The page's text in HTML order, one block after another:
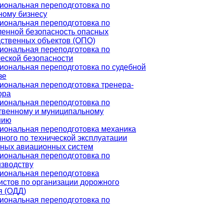
переподготовка по
бизнесу
переподготовка по
безопасность опасных
объектов (ОПО)
переподготовка по
безопасности
переподготовка по судебной
переподготовка тренера-
переподготовка по
и муниципальному
переподготовка механика
по технической эксплуатации
авиационных систем
переподготовка по
переподготовка
по организации дорожного
(ОДД)
переподготовка по